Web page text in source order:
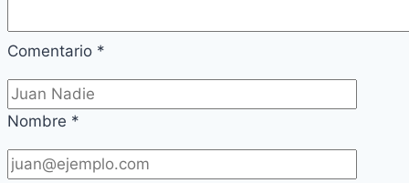
Comentario *
Nombre *